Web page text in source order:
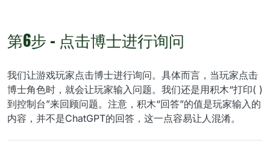
第6步 - 点击博士进行询问
我们让游戏玩家点击博士进行询问。具体而言，当玩家点击
博士角色时，就会让玩家输入问题。我们还是用积木“打印( )
到控制台”来回顾问题。注意，积木“回答”的值是玩家输入的
内容，并不是ChatGPT的回答，这一点容易让人混淆。